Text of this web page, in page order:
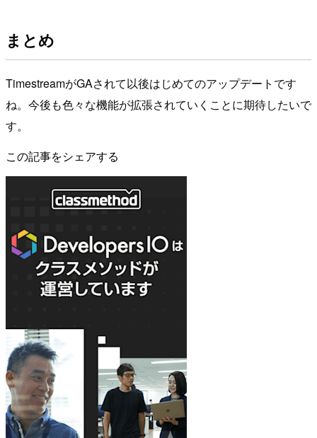
まとめ
TimestreamがGAされて以後はじめてのアップデートです
ね。今後も色々な機能が拡張されていくことに期待したいで
す。
この記事をシェアする